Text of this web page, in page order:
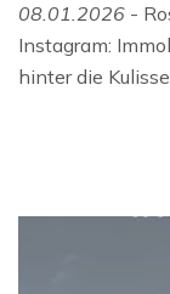
08.01.2026 -
Instagram:
hinter die